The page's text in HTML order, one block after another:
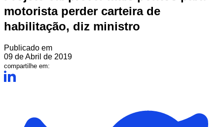
motorista perder carteira de
habilitação, diz ministro
Publicado em
09 de Abril de 2019
compartilhe em: